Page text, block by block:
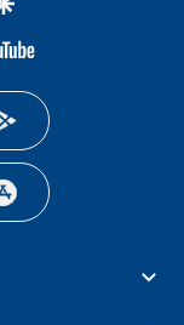
youtube-